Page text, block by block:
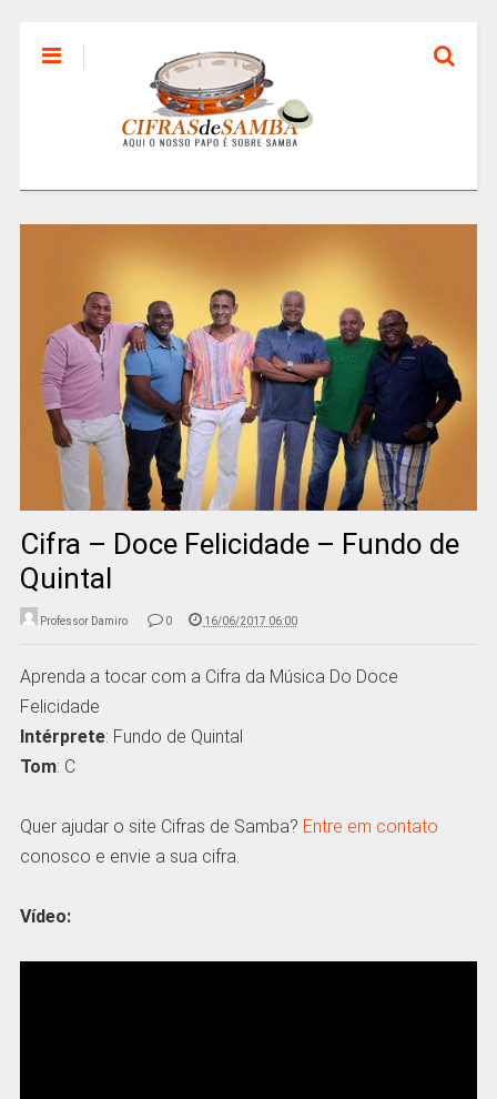
Cifra – Doce Felicidade – Fundo de
Quintal
Professor Damiro 0 16/06/2017 06:00
Aprenda a tocar com a Cifra da Música Do Doce
Felicidade
Intérprete: Fundo de Quintal
Tom: C
Quer ajudar o site Cifras de Samba? Entre em contato
conosco e envie a sua cifra.
Vídeo: